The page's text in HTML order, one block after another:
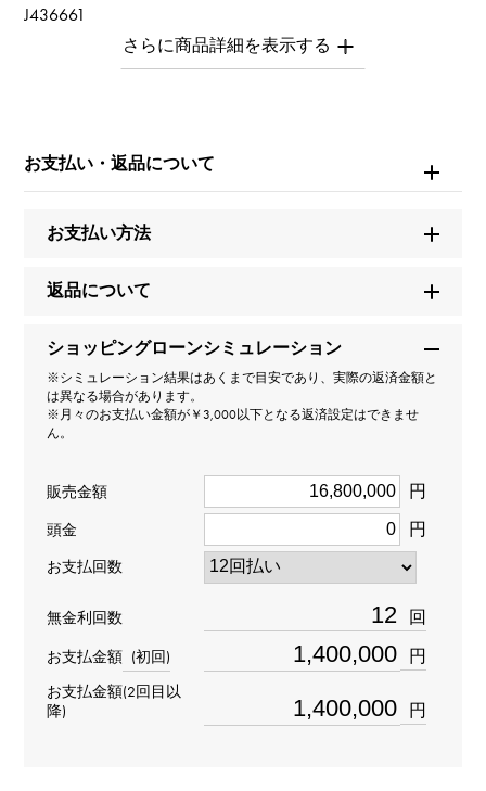
J436661
ブランド名
パンテール
型番
N6700400
男女兼用
動物 × ブレスレット
材質
K18ホワイトゴールド
お支払い・返品について
お支払い方法
返品について
ショッピングローンシミュレーション
※シミュレーション結果はあくまで目安であり、実際の返済金額と
は異なる場合があります。
※月々のお支払い金額が￥3,000以下となる返済設定はできませ
ん。
販売金額 円
頭金 円
お支払回数
無金利回数 回
お支払金額 (初回) 円
お支払金額(2回目以
降)
円